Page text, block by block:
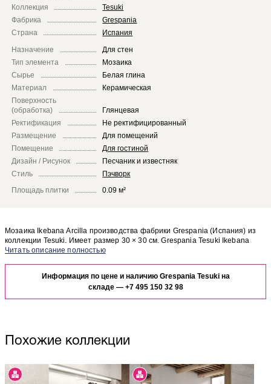
Коллекция
Tesuki
Фабрика
Grespania
Страна
Испания
Назначение
Для стен
Тип элемента
Мозаика
Сырье
Белая глина
Материал
Керамическая
Поверхность
(обработка)
Глянцевая
Ректификация
Не ректифицированный
Размещение
Для помещений
Помещение
Для гостиной
Дизайн / Рисунок
Песчаник и известняк
Стиль
Пэчворк
Площадь плитки
0.09 м²
Мозаика Ikebana Arcilla производства фабрики Grespania (Испания) из
коллекции Tesuki. Имеет размер 30 × 30 см. Grespania Tesuki Ikebana
Arcilla отлично сочетается с другими элементами коллекции Tesuki.
отделке Вашего помещения, закажите бесплатный дизайн-проект с
использованием элементов коллекции Grespania Tesuki.
Информация по цене и наличию Grespania Tesuki на
складе — +7 495 150 32 98
Похожие коллекции